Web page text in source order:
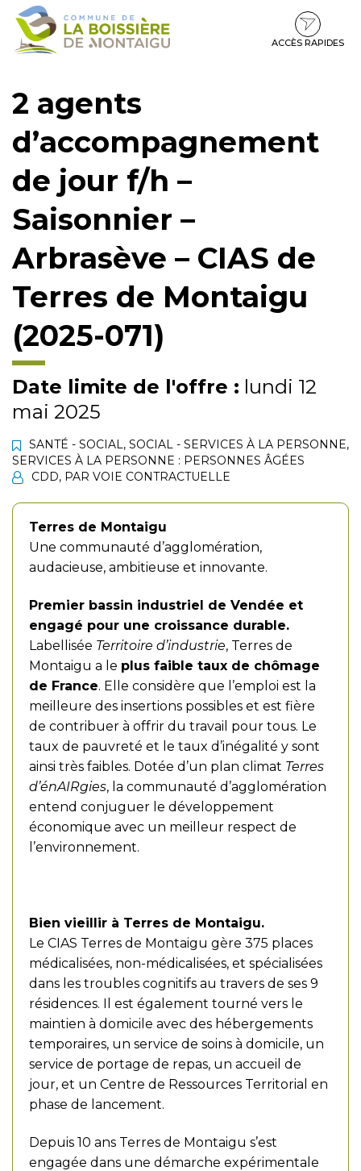
Gestion des traceurs
Aller
Aller
contenu
Aller
pied
ACCÈS RAPIDES
2 agents
d’accompagnement
de jour f/h –
Saisonnier –
Arbrasève – CIAS de
Terres de Montaigu
(2025-071)
Date limite de l'offre : lundi 12
mai 2025
SANTÉ - SOCIAL, SOCIAL - SERVICES À LA PERSONNE,
SERVICES À LA PERSONNE : PERSONNES ÂGÉES
CDD, PAR VOIE CONTRACTUELLE
Terres de Montaigu
Une communauté d’agglomération,
audacieuse, ambitieuse et innovante.
Premier bassin industriel de Vendée et
engagé pour une croissance durable.
Labellisée Territoire d’industrie, Terres de
Montaigu a le plus faible taux de chômage
de France. Elle considère que l’emploi est la
meilleure des insertions possibles et est fière
de contribuer à offrir du travail pour tous. Le
taux de pauvreté et le taux d’inégalité y sont
ainsi très faibles. Dotée d’un plan climat Terres
d’énAIRgies, la communauté d’agglomération
entend conjuguer le développement
économique avec un meilleur respect de
l’environnement.
Bien vieillir à Terres de Montaigu.
Le CIAS Terres de Montaigu gère 375 places
médicalisées, non-médicalisées, et spécialisées
dans les troubles cognitifs au travers de ses 9
résidences. Il est également tourné vers le
maintien à domicile avec des hébergements
temporaires, un service de soins à domicile, un
service de portage de repas, un accueil de
jour, et un Centre de Ressources Territorial en
phase de lancement.
Depuis 10 ans Terres de Montaigu s’est
engagée dans une démarche expérimentale